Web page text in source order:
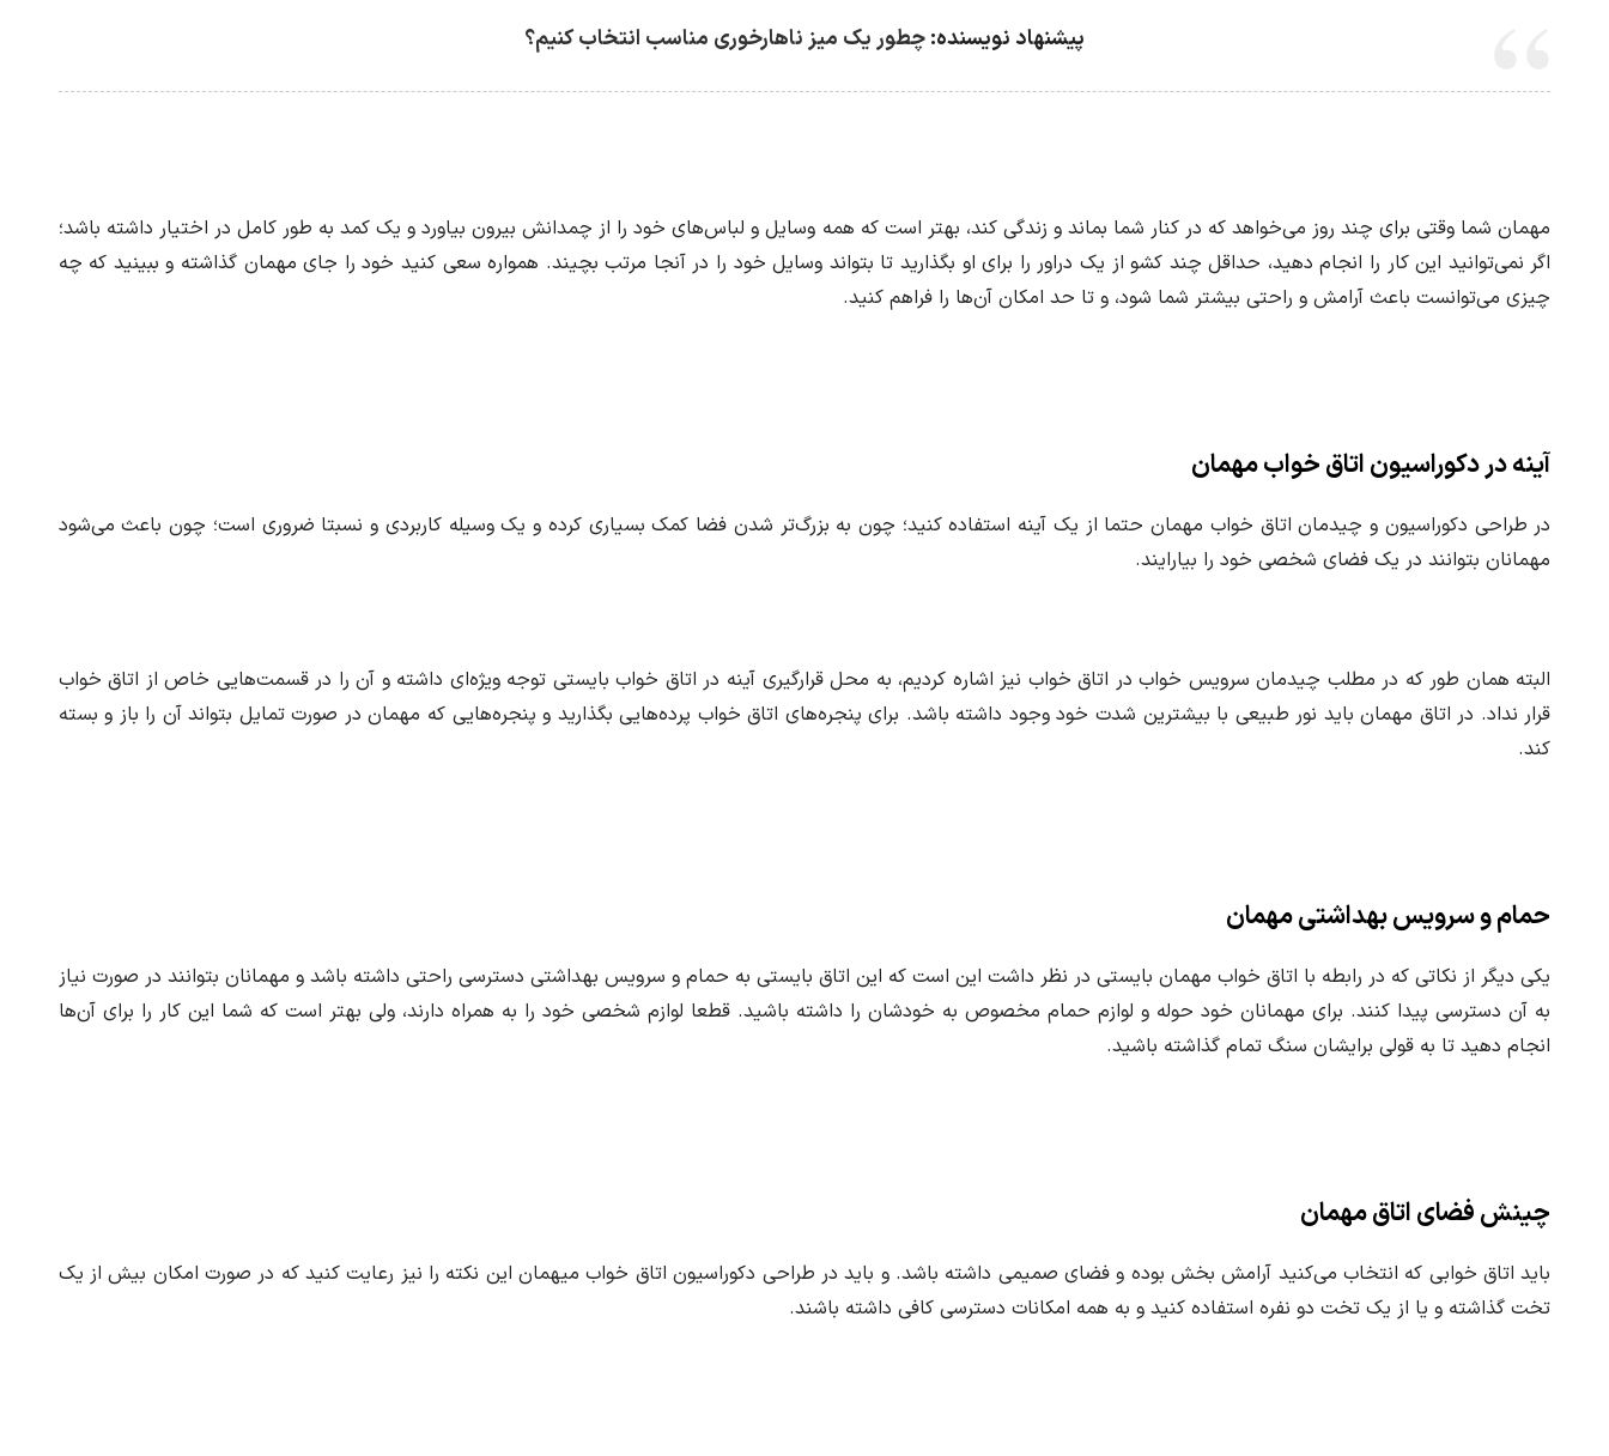
پیشنهاد نویسنده:چطور یک میز ناهارخوری مناسب انتخاب کنیم؟
مهمان شما وقتی برای چند روز می‌خواهد که در کنار شما بماند و زندگی کند، بهتر است که همه وسایل و لباس‌های خود را از چمدانش بیرون بیاورد و یک کمد به طور کامل در اختیار داشته باشد؛
اگر نمی‌توانید این کار را انجام دهید، حداقل چند کشو از یک دراور را برای او بگذارید تا بتواند وسایل خود را در آنجا مرتب بچیند. همواره سعی کنید خود را جای مهمان گذاشته و ببینید که چه
چیزی می‌توانست باعث آرامش و راحتی بیشتر شما شود، و تا حد امکان آن‌ها را فراهم کنید.
آینه در دکوراسیون اتاق خواب مهمان
در طراحی دکوراسیون و چیدمان اتاق خواب مهمان حتما از یک آینه استفاده کنید؛ چون به بزرگ‌تر شدن فضا کمک بسیاری کرده و یک وسیله کاربردی و نسبتا ضروری است؛ چون باعث می‌شود
مهمانان بتوانند در یک فضای شخصی خود را بیارایند.
البته همان طور که در مطلب چیدمان سرویس خواب در اتاق خواب نیز اشاره کردیم، به محل قرارگیری آینه در اتاق خواب بایستی توجه ویژه‌ای داشته و آن را در قسمت‌هایی خاص از اتاق خواب
قرار نداد. در اتاق مهمان باید نور طبیعی با بیشترین شدت خود وجود داشته باشد. برای پنجره‌های اتاق خواب پرده‌هایی بگذارید و پنجره‌هایی که مهمان در صورت تمایل بتواند آن را باز و بسته
کند.
حمام و سرویس بهداشتی مهمان
یکی دیگر از نکاتی که در رابطه با اتاق خواب مهمان بایستی در نظر داشت این است که این اتاق بایستی به حمام و سرویس بهداشتی دسترسی راحتی داشته باشد و مهمانان بتوانند در صورت نیاز
به آن دسترسی پیدا کنند. برای مهمانان خود حوله و لوازم حمام مخصوص به خودشان را داشته باشید. قطعا لوازم شخصی خود را به همراه دارند، ولی بهتر است که شما این کار را برای آن‌ها
انجام دهید تا به قولی برایشان سنگ تمام گذاشته باشید.
چینش فضای اتاق مهمان
باید اتاق خوابی که انتخاب می‌کنید آرامش بخش بوده و فضای صمیمی داشته باشد. و باید در طراحی دکوراسیون اتاق خواب میهمان این نکته را نیز رعایت کنید که در صورت امکان بیش از یک
تخت گذاشته و یا از یک تخت دو نفره استفاده کنید و به همه امکانات دسترسی کافی داشته باشند.